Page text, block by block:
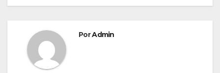
PorAdmin